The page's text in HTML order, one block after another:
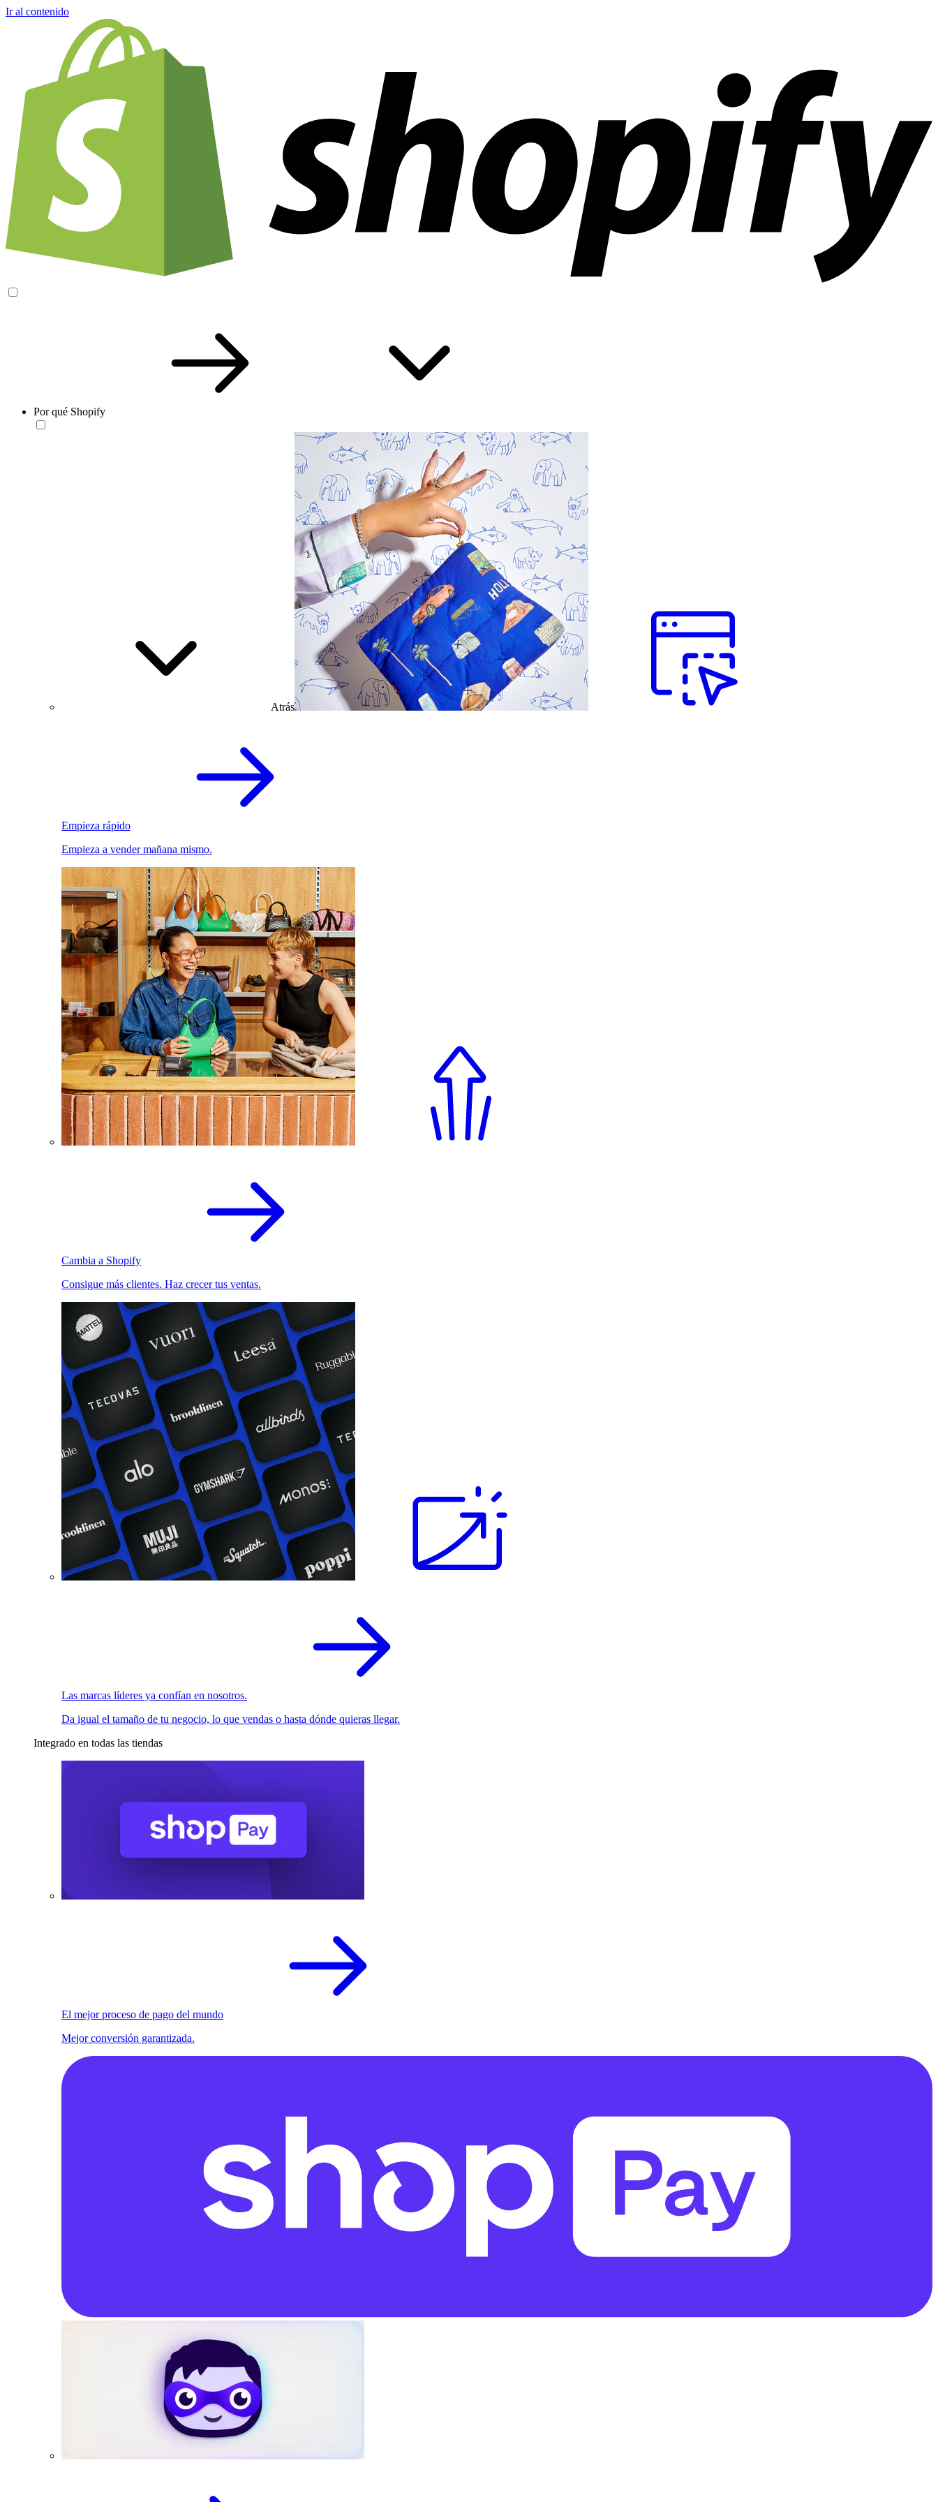
Ir al contenido
Por qué Shopify
Atrás
Empieza rápido
Empieza a vender mañana mismo.
Cambia a Shopify
Consigue más clientes. Haz crecer tus ventas.
Las marcas líderes ya confían en nosotros.
Da igual el tamaño de tu negocio, lo que vendas o hasta dónde quieras llegar.
Integrado en todas las tiendas
El mejor proceso de pago del mundo
Mejor conversión garantizada.